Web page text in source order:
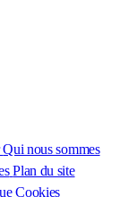
Qui nous sommes
Plan du site
Cookies